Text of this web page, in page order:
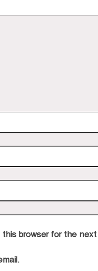
browser for the